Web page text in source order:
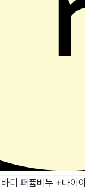
디 퍼퓸비누 +나이